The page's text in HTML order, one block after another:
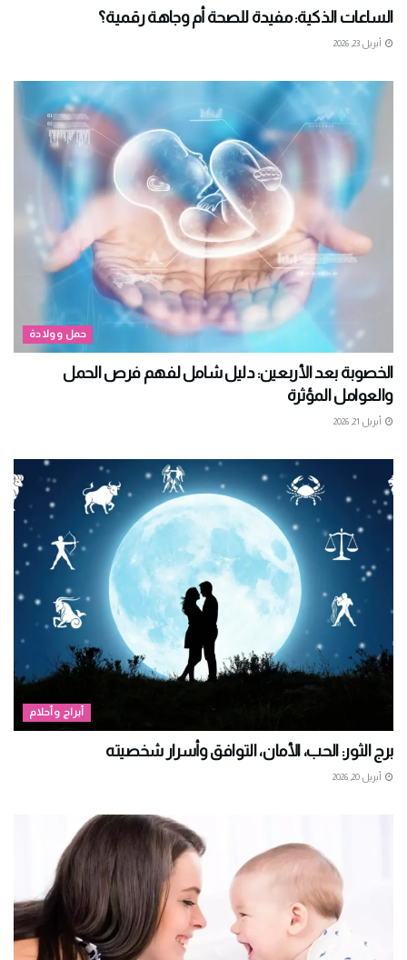
الساعات الذكية: مفيدة للصحة أم وجاهة رقمية؟
أبريل 23, 2026
حمل وولادة
الخصوبة بعد الأربعين: دليل شامل لفهم فرص الحمل
والعوامل المؤثرة
أبريل 21, 2026
أبراج وأحلام
برج الثور: الحب، الأمان، التوافق وأسرار شخصيته
أبريل 20, 2026